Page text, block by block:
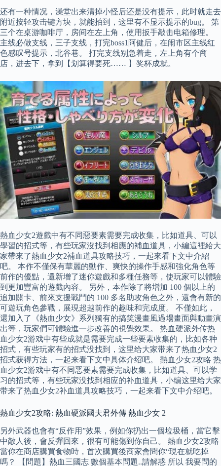
还有一种情况，澡堂出来清掉小怪后还是没有提示，此时就走去
附近按轻攻击键方块，就能拍到，这里有不显示提示的bug。 第
三个在桌游咖啡厅，房间在左上角，使用扳手敲击电箱修理。
主线必做支线，三子支线，打完boss1阿健后，在闹市区主线红
色感叹号提示，北谷巷。 打完支线别急着走，左上角有个商
店，进去下，拿到【划算得要死…… 】奖杯成就。
熱血少女2遊戲中有不同惡要素需要完成收集，比如道具、可以
學習的招式等，有些玩家沒找到相應的補血道具，小編這裡給大
家帶來了熱血少女2補血道具攻略技巧，一起來看下文中介紹
吧。 本作不僅保有華麗的動作、爽快的操作手感和強化角色等
前作的優點，還新增了迷你遊戲和多種任務等，使玩家可以體驗
到更加豐富的遊戲內容。 另外，本作除了將增加 100 個以上的
追加關卡、前來支援戰鬥的 100 多名助攻角色之外，還會有新的
可遊玩角色參戰，展現超越前作的趣味和完成度。 不僅如此，
還加入了《熱血少女》系列獨有的搞笑漫畫風過場畫面與動畫演
出等，玩家們可體驗進一步改善的視覺效果。 热血硬派外传热
血少女2游戏中有些成就是需要完成一些要素收集的，比如各种
招式，有些玩家有的招式没找到，这里给大家带来了热血少女2
招式获得方法，一起来看下文中具体介绍吧。 熱血少女2攻略 热
血少女2游戏中有不同恶要素需要完成收集，比如道具、可以学
习的招式等，有些玩家没找到相应的补血道具，小编这里给大家
带来了热血少女2补血道具攻略技巧，一起来看下文中介绍吧。
熱血少女2攻略: 熱血硬派國夫君外傳 熱血少女 2
另外武器也會有“反作用”效果，例如你扔出一個垃圾桶，當它擊
中敵人後，會反彈回來，很有可能傷到你自己。 熱血少女2攻略
當你在商店購買食物時，首次購買後商家會問你“現在就吃掉
嗎？ 【問題】熱血三國志 數個基本問題..請解惑 所以 我要問的